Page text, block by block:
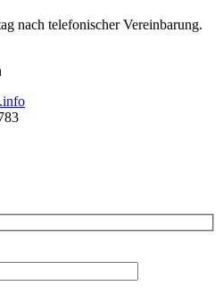
nach telefonischer Vereinbarung.